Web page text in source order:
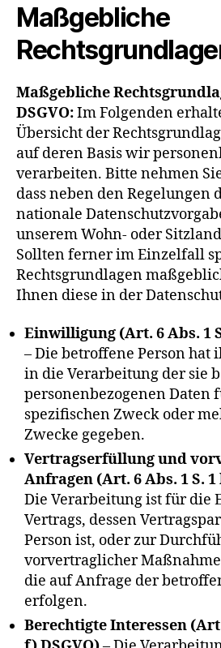
Maßgebliche
Maßgebliche
DSGVO:Im Folgenden
Übersicht der
auf deren Basis wir
verarbeiten. Bitte nehmen
dass neben den Regelungen
nationale
unserem Wohn- oder
Sollten ferner im Einzelfall
Rechtsgrundlagen
Ihnen diese in der
Einwilligung (Art. 6 Abs. 1
– Die betroffene Person
in die Verarbeitung der sie
personenbezogenen Daten
spezifischen Zweck oder
Zwecke gegeben.
Vertragserfüllung und
Anfragen (Art. 6 Abs. 1 S.
Die Verarbeitung ist für die
Vertrags, dessen
Person ist, oder zur
vorvertraglicher
die auf Anfrage der
erfolgen.
Berechtigte Interessen